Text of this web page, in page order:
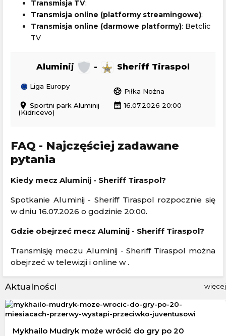
Transmisja TV:
Transmisja online (platformy streamingowe):
Transmisja online (darmowe platformy): Betclic
TV
Aluminij - Sheriff Tiraspol
Liga Europy
sports_soccer Piłka Nożna
location_on Sportni park Aluminij
(Kidricevo)
calendar_month 16.07.2026 20:00
FAQ - Najczęściej zadawane
pytania
Kiedy mecz Aluminij - Sheriff Tiraspol?
Spotkanie Aluminij - Sheriff Tiraspol rozpocznie się
w dniu 16.07.2026 o godzinie 20:00.
Gdzie obejrzeć mecz Aluminij - Sheriff Tiraspol?
Transmisję meczu Aluminij - Sheriff Tiraspol można
obejrzeć w telewizji i online w .
Aktualności więcej
Mykhailo Mudryk może wrócić do gry po 20